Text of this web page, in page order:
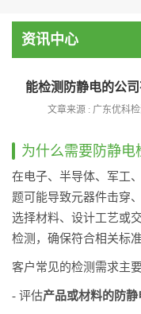
认证 | CSA认证
资讯中心
能检测防静电的公
文章来源 : 广东优科检
为什么需要防静电
在电子、半导体、军工
题可能导致元器件击穿
选择材料、设计工艺或
检测，确保符合相关标准
客户常见的检测需求主要
- 评估产品或材料的防静